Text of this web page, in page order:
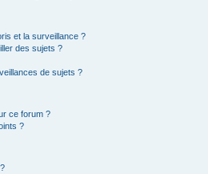
et la surveillance ?
des sujets ?
de sujets ?
ce forum ?
?